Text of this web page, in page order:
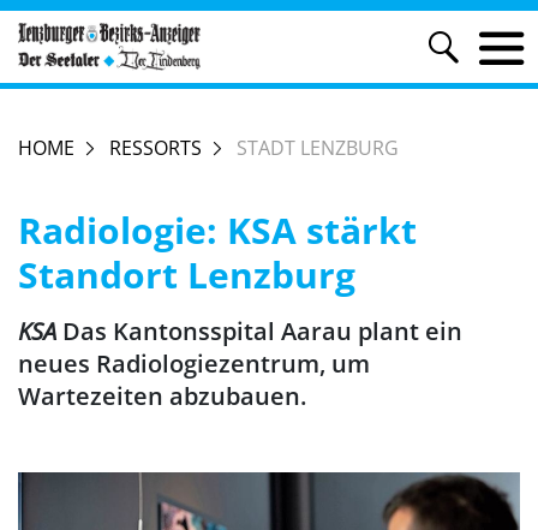
HOME RESSORTS STADT LENZBURG
Radiologie: KSA stärkt
Standort Lenzburg
KSA Das Kantonsspital Aarau plant ein
neues Radiologiezentrum, um
Wartezeiten abzubauen.